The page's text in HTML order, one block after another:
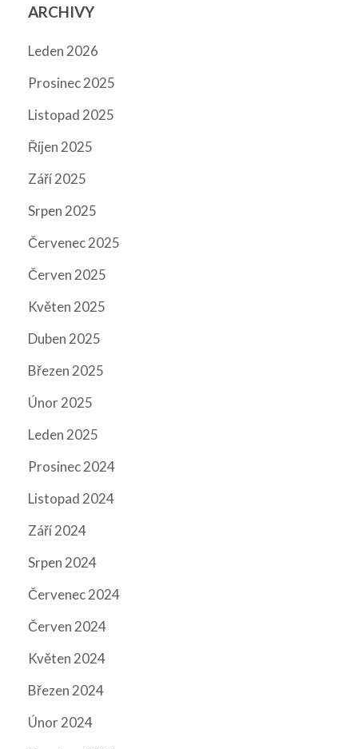
ARCHIVY
Leden 2026
Prosinec 2025
Listopad 2025
Říjen 2025
Září 2025
Srpen 2025
Červenec 2025
Červen 2025
Květen 2025
Duben 2025
Březen 2025
Únor 2025
Leden 2025
Prosinec 2024
Listopad 2024
Září 2024
Srpen 2024
Červenec 2024
Červen 2024
Květen 2024
Březen 2024
Únor 2024